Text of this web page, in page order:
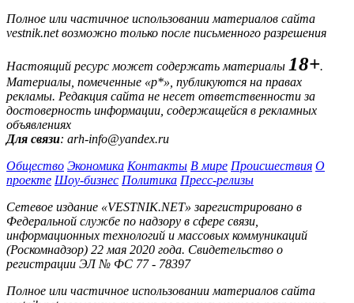
Полное или частичное использовании материалов сайта
vestnik.net возможно только после письменного разрешения
Настоящий ресурс может содержать материалы 18+.
Материалы, помеченные «р*», публикуются на правах
рекламы. Редакция сайта не несет ответственности за
достоверность информации, содержащейся в рекламных
объявлениях
Для связи: arh-info@yandex.ru
Общество Экономика Контакты В мире Происшествия О
проекте Шоу-бизнес Политика Пресс-релизы
Сетевое издание «VESTNIK.NET» зарегистрировано в
Федеральной службе по надзору в сфере связи,
информационных технологий и массовых коммуникаций
(Роскомнадзор) 22 мая 2020 года. Свидетельство о
регистрации ЭЛ № ФС 77 - 78397
Полное или частичное использовании материалов сайта